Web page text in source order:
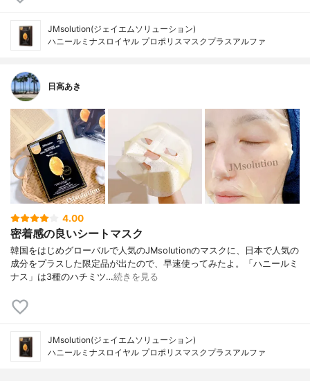
JMsolution(ジェイエムソリューション)
ハニールミナスロイヤル プロポリスマスクプラスアルファ
日高あき
4.00
密着感の良いシートマスク
韓国をはじめグローバルで人気のJMsolutionのマスクに、日本で人気の
成分をプラスした限定品が出たので、早速使ってみたよ。「ハニールミ
ナス」は3種のハチミツ…続きを見る
JMsolution(ジェイエムソリューション)
ハニールミナスロイヤル プロポリスマスクプラスアルファ